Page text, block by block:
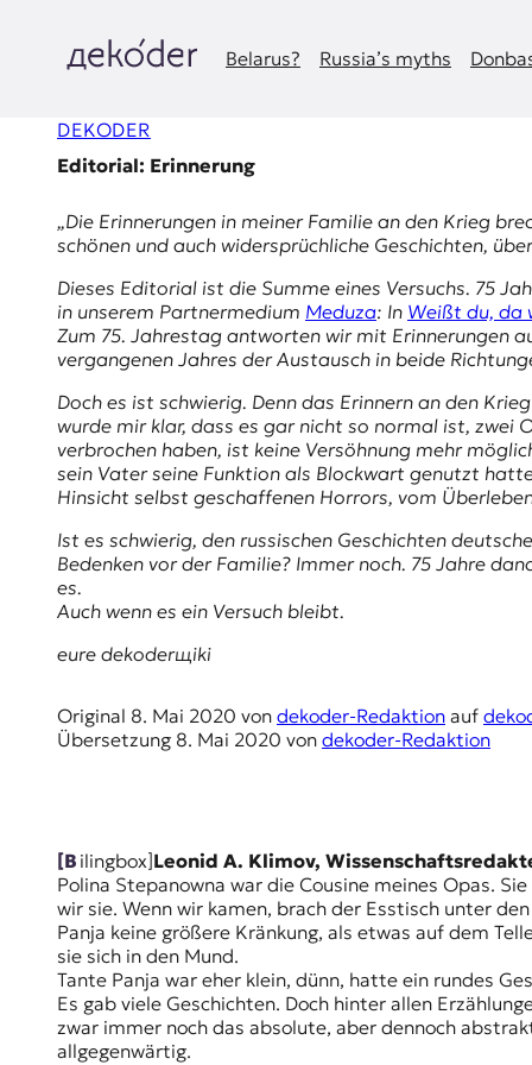
springen
Belarus? Russia’s myths
DEKODER
Editorial: Erinnerung
„Die Erinnerungen in meiner Familie an den Krieg
schönen und auch widersprüchliche Geschichten,
Dieses Editorial ist die Summe eines Versuchs. 75
in unserem Partnermedium Meduza: In Weißt du, da
Zum 75. Jahrestag antworten wir mit Erinnerungen
vergangenen Jahres der Austausch in beide
Doch es ist schwierig. Denn das Erinnern an den
wurde mir klar, dass es gar nicht so normal ist, zwei
verbrochen haben, ist keine Versöhnung mehr
sein Vater seine Funktion als Blockwart genutzt
Hinsicht selbst geschaffenen Horrors, vom
Ist es schwierig, den russischen Geschichten
Bedenken vor der Familie? Immer noch. 75 Jahre
es.
Auch wenn es ein Versuch bleibt.
eure dekoderщiki
Original 8. Mai 2020 von dekoder-Redaktion auf
Übersetzung 8. Mai 2020 von dekoder-Redaktion
[bilingbox]Leonid A. Klimov,
Polina Stepanowna war die Cousine meines Opas.
wir sie. Wenn wir kamen, brach der Esstisch unter
Panja keine größere Kränkung, als etwas auf dem
sie sich in den Mund.
Tante Panja war eher klein, dünn, hatte ein rundes
Es gab viele Geschichten. Doch hinter allen
zwar immer noch das absolute, aber dennoch
allgegenwärtig.